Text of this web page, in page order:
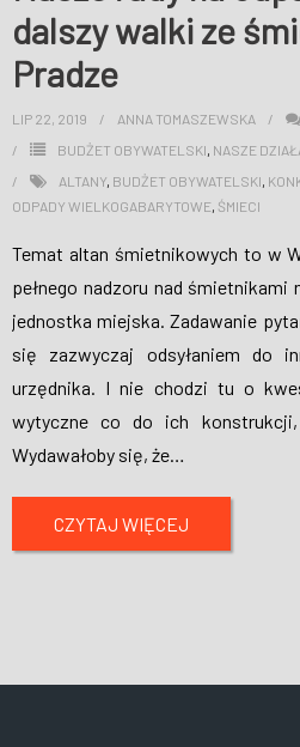
dalszy walki ze
Pradze
LIP 22, 2019 ANNA TOMASZEWSKA
BUDŻET OBYWATELSKI, NASZE
ALTANY, BUDŻET OBYWATELSKI,
ODPADY WIELKOGABARYTOWE, ŚMIECI
Temat altan śmietnikowych to w
pełnego nadzoru nad śmietnikami
jednostka miejska. Zadawanie
się zazwyczaj odsyłaniem do
urzędnika. I nie chodzi tu o
wytyczne co do ich
Wydawałoby się, że…
CZYTAJ WIĘCEJ